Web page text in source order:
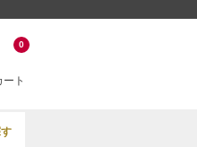
ート
0